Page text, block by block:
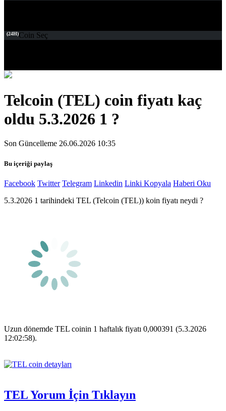
(24H)Coin Seç
Telcoin (TEL) coin fiyatı kaç
oldu 5.3.2026 1 ?
Son Güncelleme 26.06.2026 10:35
Bu içeriği paylaş
Facebook Twitter Telegram Linkedin Linki Kopyala Haberi Oku
5.3.2026 1 tarihindeki TEL (Telcoin (TEL)) koin fiyatı neydi ?
Uzun dönemde TEL coinin 1 haftalık fiyatı 0,000391 (5.3.2026
12:02:58).
TEL Yorum İçin Tıklayın